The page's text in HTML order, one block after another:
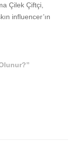
Çilek Çiftçi,
influencer’ın